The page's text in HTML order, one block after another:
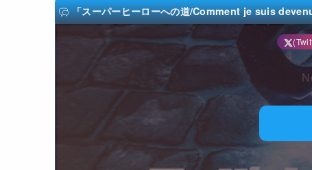
「スーパーヒーローへの道/Comment je suis